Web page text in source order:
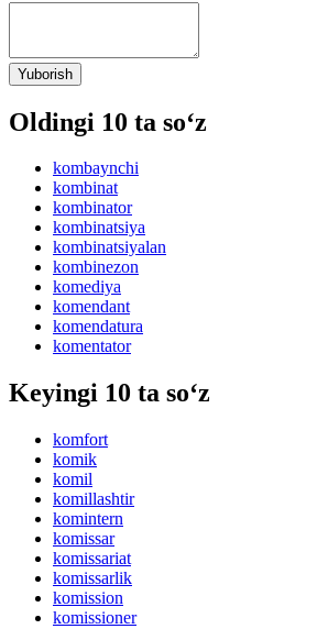
Yuborish
Oldingi 10 ta so‘z
kombaynchi
kombinat
kombinator
kombinatsiya
kombinatsiyalan
kombinezon
komediya
komendant
komendatura
komentator
Keyingi 10 ta so‘z
komfort
komik
komil
komillashtir
komintern
komissar
komissariat
komissarlik
komission
komissioner